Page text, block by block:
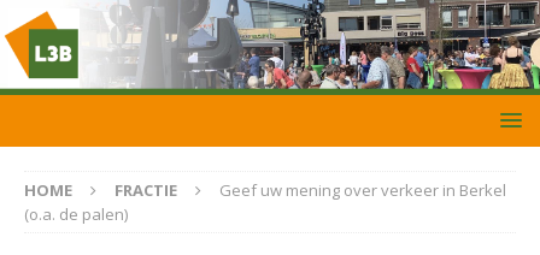
HOME FRACTIE
Geef uw mening over verkeer in Berkel
(o.a. de palen)